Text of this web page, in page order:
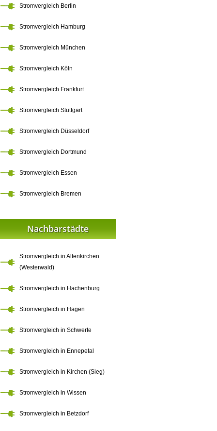
Stromvergleich Berlin
Stromvergleich Hamburg
Stromvergleich München
Stromvergleich Köln
Stromvergleich Frankfurt
Stromvergleich Stuttgart
Stromvergleich Düsseldorf
Stromvergleich Dortmund
Stromvergleich Essen
Stromvergleich Bremen
Nachbarstädte
Stromvergleich in Altenkirchen
(Westerwald)
Stromvergleich in Hachenburg
Stromvergleich in Hagen
Stromvergleich in Schwerte
Stromvergleich in Ennepetal
Stromvergleich in Kirchen (Sieg)
Stromvergleich in Wissen
Stromvergleich in Betzdorf